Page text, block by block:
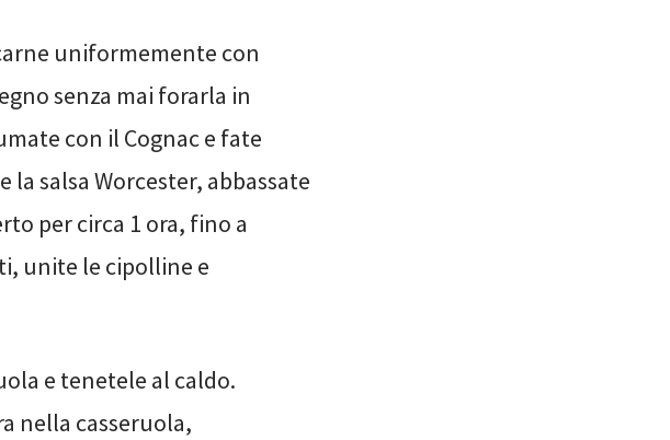
uniformemente con
senza mai forarla in
con il Cognac e fate
salsa Worcester, abbassate
per circa 1 ora, fino a
unite le cipolline e
e tenetele al caldo.
nella casseruola,